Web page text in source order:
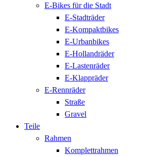
E-Bikes für die Stadt
E-Stadträder
E-Kompaktbikes
E-Urbanbikes
E-Hollandräder
E-Lastenräder
E-Klappräder
E-Rennräder
Straße
Gravel
Teile
Rahmen
Komplettrahmen